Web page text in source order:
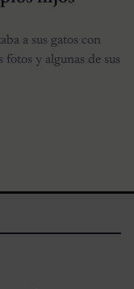
a sus gatos con
fotos y algunas de sus